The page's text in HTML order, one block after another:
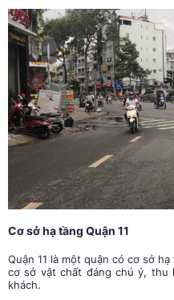
Cơ sở hạ tầng Quận 11
Quận 11 là một quận có cơ sở
cơ sở vật chất đáng chú ý, thu
khách.